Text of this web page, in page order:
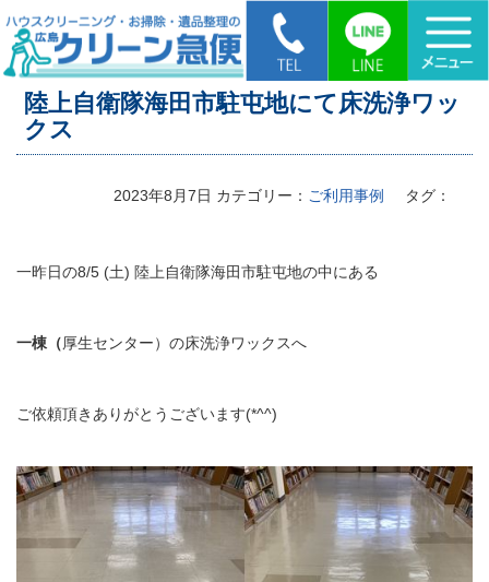
HOME > 陸上自衛隊海田市駐屯地にて床洗浄ワックス
陸上自衛隊海田市駐屯地にて床洗浄ワッ
クス
2023年8月7日 カテゴリー： ご利用事例 タグ：
一昨日の8/5 (土) 陸上自衛隊海田市駐屯地の中にある
一棟（厚生センター）の床洗浄ワックスへ
ご依頼頂きありがとうございます(*^^)